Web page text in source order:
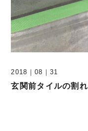
2018 ｜ 08 ｜ 31
玄関前タイルの割れ